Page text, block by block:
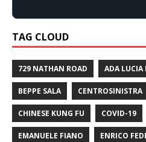
TAG CLOUD
729 NATHAN ROAD ADA LUCIA
BEPPE SALA CENTROSINISTRA
CHINESE KUNG FU COVID-19
EMANUELE FIANO ENRICO